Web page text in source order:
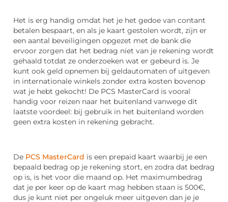
Het is erg handig omdat het je het gedoe van contant
betalen bespaart, en als je kaart gestolen wordt, zijn er
een aantal beveiligingen opgezet met de bank die
ervoor zorgen dat het bedrag niet van je rekening wordt
gehaald totdat ze onderzoeken wat er gebeurd is. Je
kunt ook geld opnemen bij geldautomaten of uitgeven
in internationale winkels zonder extra kosten bovenop
wat je hebt gekocht! De PCS MasterCard is vooral
handig voor reizen naar het buitenland vanwege dit
laatste voordeel: bij gebruik in het buitenland worden
geen extra kosten in rekening gebracht.
De PCS MasterCard is een prepaid kaart waarbij je een
bepaald bedrag op je rekening stort, en zodra dat bedrag
op is, is het voor die maand op. Het maximumbedrag
dat je per keer op de kaart mag hebben staan is 500€,
dus je kunt niet per ongeluk meer uitgeven dan je je